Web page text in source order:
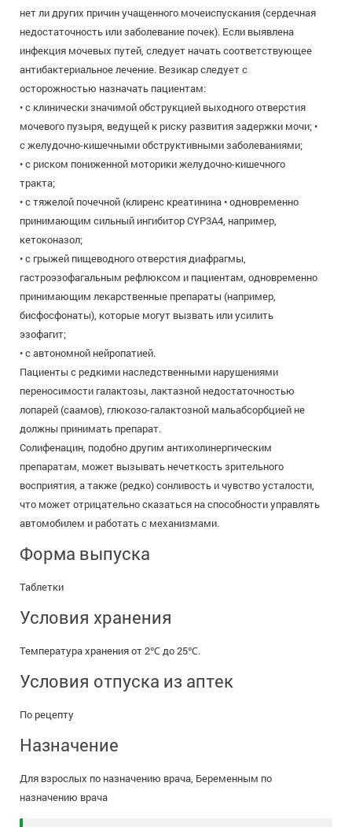
нет ли других причин учащенного мочеиспускания (сердечная
недостаточность или заболевание почек). Если выявлена
инфекция мочевых путей, следует начать соответствующее
антибактериальное лечение. Везикар следует с
осторожностью назначать пациентам:
• с клинически значимой обструкцией выходного отверстия
мочевого пузыря, ведущей к риску развития задержки мочи; •
с желудочно-кишечными обструктивными заболеваниями;
• с риском пониженной моторики желудочно-кишечного
тракта;
• с тяжелой почечной (клиренс креатинина • одновременно
принимающим сильный ингибитор CYP3A4, например,
кетоконазол;
• с грыжей пищеводного отверстия диафрагмы,
гастроэзофагальным рефлюксом и пациентам, одновременно
принимающим лекарственные препараты (например,
бисфосфонаты), которые могут вызвать или усилить
эзофагит;
• с автономной нейропатией.
Пациенты с редкими наследственными нарушениями
переносимости галактозы, лактазной недостаточностью
лопарей (саамов), глюкозо-галактозной мальабсорбцией не
должны принимать препарат.
Солифенацин, подобно другим антихолинергическим
препаратам, может вызывать нечеткость зрительного
восприятия, а также (редко) сонливость и чувство усталости,
что может отрицательно сказаться на способности управлять
автомобилем и работать с механизмами.
Форма выпуска
Таблетки
Условия хранения
Температура хранения от 2℃ до 25℃.
Условия отпуска из аптек
По рецепту
Назначение
Для взрослых по назначению врача, Беременным по
назначению врача